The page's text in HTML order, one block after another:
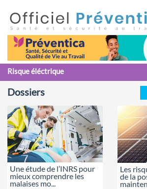
Risque éléctrique
Dossiers
Une étude de l’INRS pour
mieux comprendre les
malaises mo...
Les
de la